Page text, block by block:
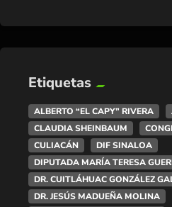
Etiquetas
ALBERTO “EL CAPY” RIVERA
CLAUDIA SHEINBAUM
CULIACÁN
DIF SINALOA
DIPUTADA MARÍA TERESA
DR. CUITLÁHUAC GONZÁLEZ
DR. JESÚS MADUEÑA MOLINA